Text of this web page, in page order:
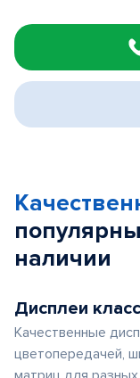
1
of
3
наличии
Дисплеи
Качественные
цветопередачей,